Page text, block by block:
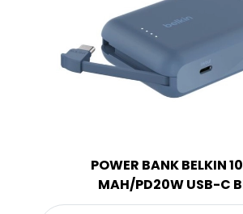
POWER BANK BELKIN
MAH/PD20W USB-C